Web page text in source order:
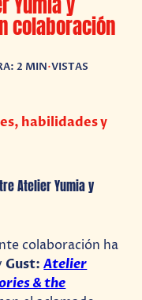
colaboración
2 MIN•VISTAS
habilidades y
Atelier Yumia y
colaboración ha
Gust:Atelier
& the